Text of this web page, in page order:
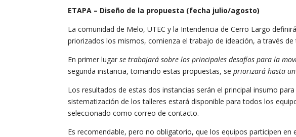
ETAPA – Diseño de la propuesta (fecha julio/agosto)
La comunidad de Melo, UTEC y la Intendencia de Cerro Largo
priorizados los mismos, comienza el trabajo de ideación, a través de
En primer lugarse trabajará sobre los principales desafíos para la
segunda instancia, tomando estas propuestas, sepriorizará hasta
Los resultados de estas dos instancias serán el principal insumo
sistematización de los talleres estará disponible para todos los
seleccionado como correo de contacto.
Es recomendable, pero no obligatorio, que los equipos participen